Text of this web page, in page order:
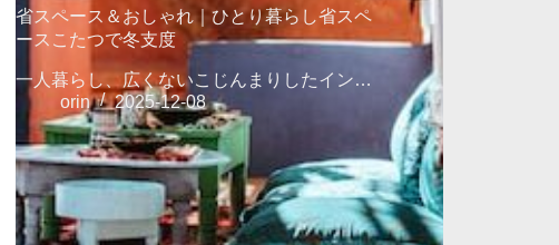
省スペース＆おしゃれ｜ひとり暮らし省スペ
ースこたつで冬支度
一人暮らし、広くないこじんまりしたイン…
orin
2025-12-08